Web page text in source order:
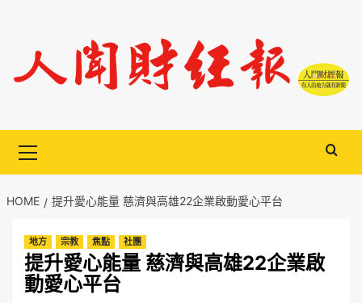
content
Menu
HOME 提升愛心能量 慈濟與高雄22企業啟動愛心平台
地方 宗教 焦點 社團
提升愛心能量 慈濟與高雄22企業啟
動愛心平台